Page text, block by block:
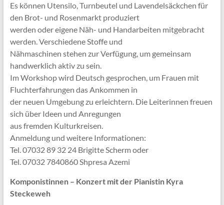
Es können Utensilo, Turnbeutel und Lavendelsäckchen für
den Brot- und Rosenmarkt produziert
werden oder eigene Näh- und Handarbeiten mitgebracht
werden. Verschiedene Stoffe und
Nähmaschinen stehen zur Verfügung, um gemeinsam
handwerklich aktiv zu sein.
Im Workshop wird Deutsch gesprochen, um Frauen mit
Fluchterfahrungen das Ankommen in
der neuen Umgebung zu erleichtern. Die Leiterinnen freuen
sich über Ideen und Anregungen
aus fremden Kulturkreisen.
Anmeldung und weitere Informationen:
Tel. 07032 89 32 24 Brigitte Scherm oder
Tel. 07032 7840860 Shpresa Azemi
Komponistinnen – Konzert mit der Pianistin Kyra
Steckeweh